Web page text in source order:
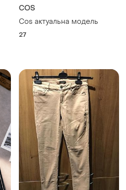
COS
Cos актуальна модель
27